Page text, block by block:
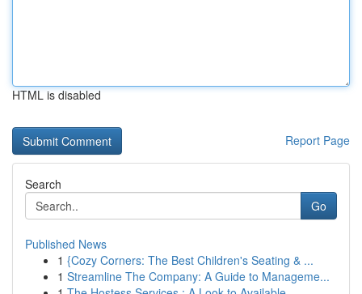
HTML is disabled
Report Page
Search
Go
Published News
1 {Cozy Corners: The Best Children's Seating & ...
1 Streamline The Company: A Guide to Manageme...